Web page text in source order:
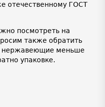
отечественному ГОСТ
посмотреть на
также обратить
нержавеющие меньше
упаковке.